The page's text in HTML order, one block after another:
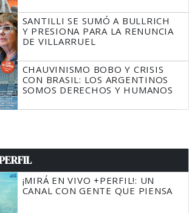
SANTILLI SE SUMÓ A BULLRICH
Y PRESIONA PARA LA RENUNCIA
DE VILLARRUEL
CHAUVINISMO BOBO Y CRISIS
CON BRASIL: LOS ARGENTINOS
SOMOS DERECHOS Y HUMANOS
¡MIRÁ EN VIVO +PERFIL!: UN
CANAL CON GENTE QUE PIENSA